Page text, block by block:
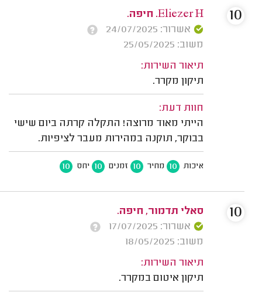
Eliezer H. חיפה.
אשרור: 24/07/2025
משוב: 25/05/2025
תיאור השירות:
תיקון מקרר.
חוות דעת:
הייתי מאוד מרוצה! התקלה קרתה ביום שישי
בבוקר, תוקנה במהירות מעבר לציפיות.
איכות 10 מחיר 10 זמנים 10 יחס 10
10
סאלי תדמור, חיפה.
אשרור: 17/07/2025
משוב: 18/05/2025
תיאור השירות:
תיקון איטום במקרר.
10